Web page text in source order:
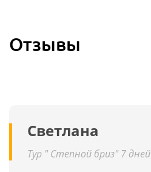
Отзывы
Светлана
Тур " Степной бриз" 7 дней